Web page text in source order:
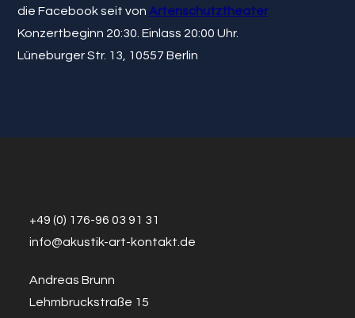
die Facebook seit vonArtenschutztheater
Konzertbeginn 20:30. Einlass 20:00 Uhr.
Lüneburger Str. 13, 10557 Berlin
+49 (0) 176-96 03 91 31
info@akustik-art-kontakt.de
Andreas Brunn
Lehmbruckstraße 15